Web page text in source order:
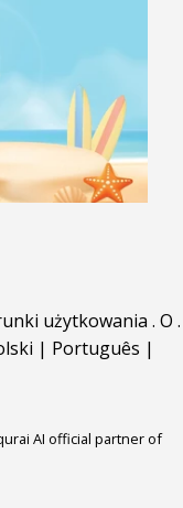
użytkowania . O .
| Português |
AI official partner of